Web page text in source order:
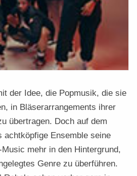
der Idee, die Popmusik, die sie
in Bläserarrangements ihrer
übertragen. Doch auf dem
achtköpfige Ensemble seine
mehr in den Hintergrund,
Genre zu überführen.